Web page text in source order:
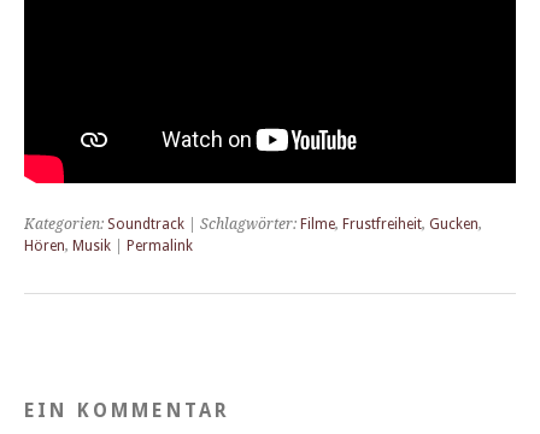
Kategorien: Soundtrack | Schlagwörter: Filme, Frustfreiheit, Gucken,
Hören, Musik Permalink
EIN KOMMENTAR